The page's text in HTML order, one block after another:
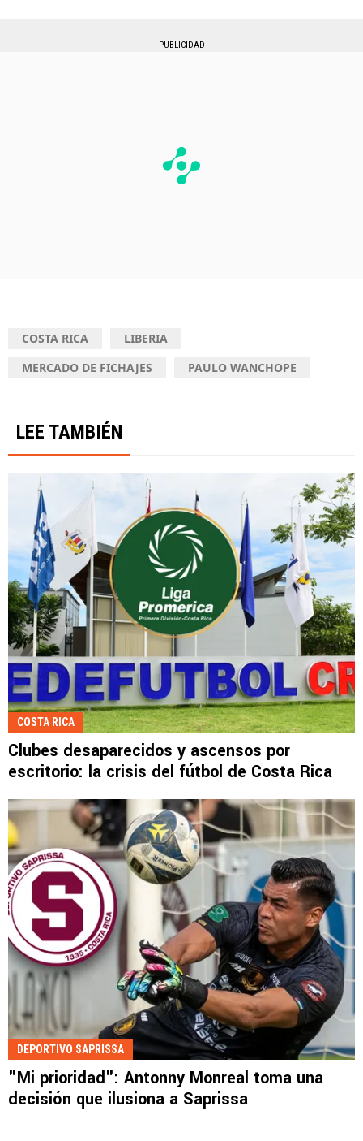
PUBLICIDAD
COSTA RICA
LIBERIA
MERCADO DE FICHAJES
PAULO WANCHOPE
LEE TAMBIÉN
COSTA RICA
Clubes desaparecidos y ascensos por
escritorio: la crisis del fútbol de Costa Rica
DEPORTIVO SAPRISSA
"Mi prioridad": Antonny Monreal toma una
decisión que ilusiona a Saprissa